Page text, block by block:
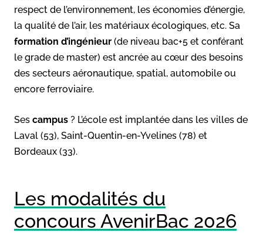
respect de l’environnement, les économies d’énergie,
la qualité de l’air, les matériaux écologiques, etc. Sa
formation d’ingénieur (de niveau bac+5 et conférant
le grade de master) est ancrée au cœur des besoins
des secteurs aéronautique, spatial, automobile ou
encore ferroviaire.
Ses campus ? L’école est implantée dans les villes de
Laval (53), Saint-Quentin-en-Yvelines (78) et
Bordeaux (33).
Les modalités du
concours AvenirBac 2026